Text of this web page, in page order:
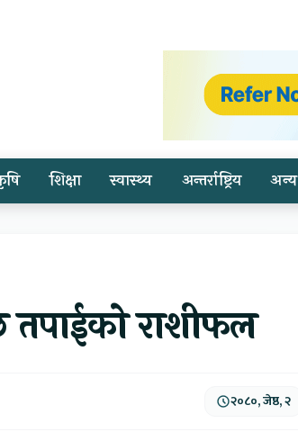
शिक्षा स्वास्थ्य अन्तर्राष्ट्रिय अन्य
राशीफल
२०८०, जेष्ठ, २